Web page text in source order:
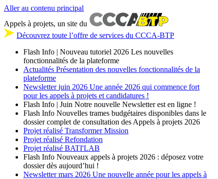
Aller au contenu principal
Appels à projets, un site du
Découvrez toute l’offre de services du CCCA-BTP
Flash Info | Nouveau tutoriel 2026 Les nouvelles
fonctionnalités de la plateforme
Actualités Présentation des nouvelles fonctionnalités de la
plateforme
Newsletter juin 2026 Une année 2026 qui commence fort
pour les appels à projets et candidatures !
Flash Info | Juin Notre nouvelle Newsletter est en ligne !
Flash Info Nouvelles trames budgétaires disponibles dans le
dossier complet de consultation des Appels à projets 2026
Projet réalisé Transformer Mission
Projet réalisé Refondation
Projet réalisé BATI'LAB
Flash Info Nouveaux appels à projets 2026 : déposez votre
dossier dès aujourd’hui !
Newsletter mars 2026 Une nouvelle année pour les appels à